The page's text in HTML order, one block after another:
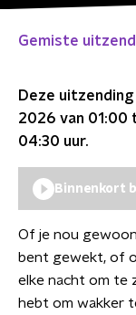
Gemiste
Deze
2026 van
04:30 uur.
Binnenkort
Of je nou
bent gewekt, of
elke nacht om te
hebt om wakker